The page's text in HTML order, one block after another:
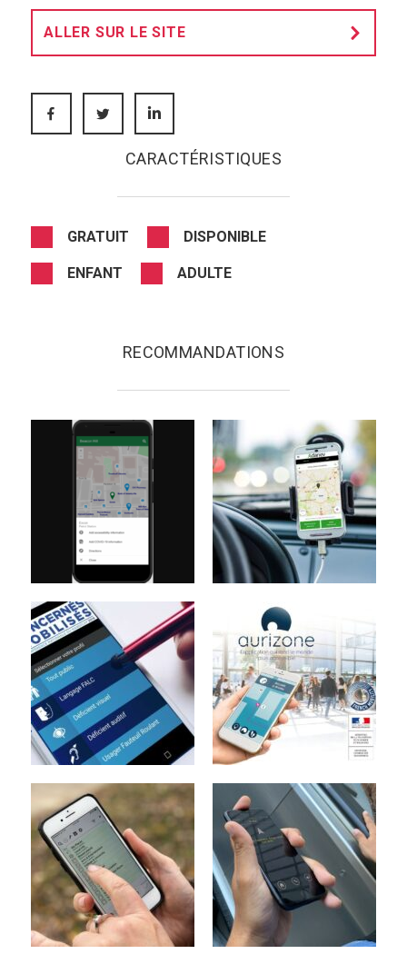
ALLER SUR LE SITE
FACEBOOKTWITTER
CARACTÉRISTIQUES
GRATUIT DISPONIBLE
ENFANT ADULTE
RECOMMANDATIONS